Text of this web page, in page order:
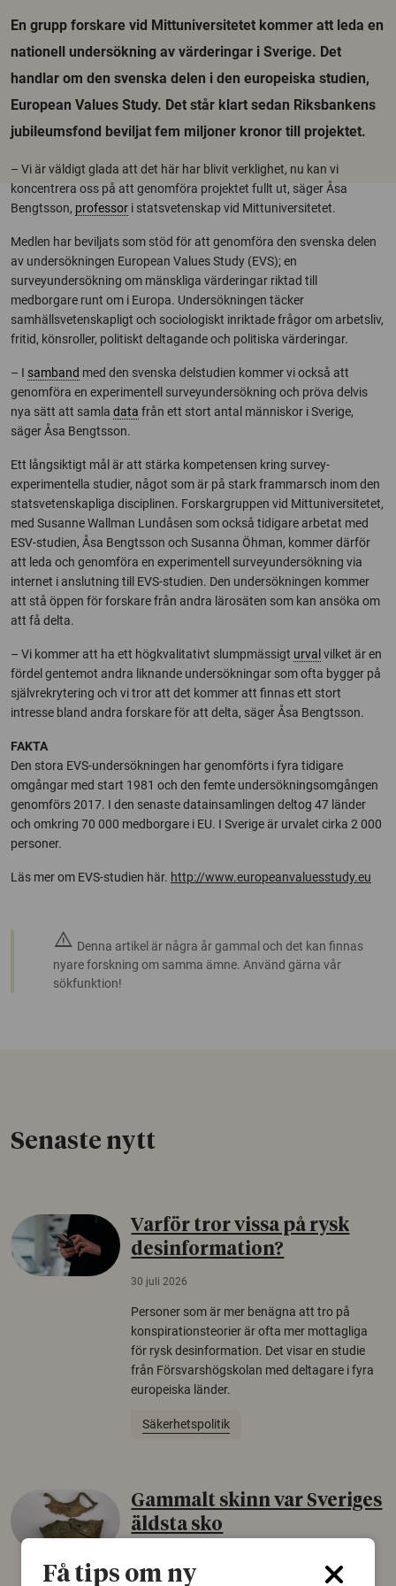
En grupp forskare vid Mittuniversitetet kommer att leda en
nationell undersökning av värderingar i Sverige. Det
handlar om den svenska delen i den europeiska studien,
European Values Study. Det står klart sedan Riksbankens
jubileumsfond beviljat fem miljoner kronor till projektet.
– Vi är väldigt glada att det här har blivit verklighet, nu kan vi
koncentrera oss på att genomföra projektet fullt ut, säger Åsa
Bengtsson, professor i statsvetenskap vid Mittuniversitetet.
Medlen har beviljats som stöd för att genomföra den svenska delen
av undersökningen European Values Study (EVS); en
surveyundersökning om mänskliga värderingar riktad till
medborgare runt om i Europa. Undersökningen täcker
samhällsvetenskapligt och sociologiskt inriktade frågor om arbetsliv,
fritid, könsroller, politiskt deltagande och politiska värderingar.
– I samband med den svenska delstudien kommer vi också att
genomföra en experimentell surveyundersökning och pröva delvis
nya sätt att samla data från ett stort antal människor i Sverige,
säger Åsa Bengtsson.
Ett långsiktigt mål är att stärka kompetensen kring survey-
experimentella studier, något som är på stark frammarsch inom den
statsvetenskapliga disciplinen. Forskargruppen vid Mittuniversitetet,
med Susanne Wallman Lundåsen som också tidigare arbetat med
ESV-studien, Åsa Bengtsson och Susanna Öhman, kommer därför
att leda och genomföra en experimentell surveyundersökning via
internet i anslutning till EVS-studien. Den undersökningen kommer
att stå öppen för forskare från andra lärosäten som kan ansöka om
att få delta.
– Vi kommer att ha ett högkvalitativt slumpmässigt urval vilket är en
fördel gentemot andra liknande undersökningar som ofta bygger på
självrekrytering och vi tror att det kommer att finnas ett stort
intresse bland andra forskare för att delta, säger Åsa Bengtsson.
FAKTA
Den stora EVS-undersökningen har genomförts i fyra tidigare
omgångar med start 1981 och den femte undersökningsomgången
genomförs 2017. I den senaste datainsamlingen deltog 47 länder
och omkring 70 000 medborgare i EU. I Sverige är urvalet cirka 2 000
personer.
Läs mer om EVS-studien här. http://www.europeanvaluesstudy.eu
warning Denna artikel är några år gammal och det kan finnas
nyare forskning om samma ämne. Använd gärna vår
sökfunktion!
Senaste nytt
Varför tror vissa på rysk
desinformation?
30 juli 2026
Personer som är mer benägna att tro på
konspirationsteorier är ofta mer mottagliga
för rysk desinformation. Det visar en studie
från Försvarshögskolan med deltagare i fyra
europeiska länder.
Säkerhetspolitik
Gammalt skinn var Sveriges
äldsta sko
Få tips om ny